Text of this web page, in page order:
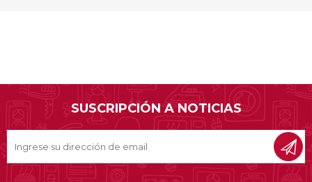
SUSCRIPCIÓN A NOTICIAS